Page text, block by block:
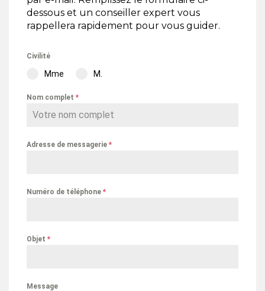
dessous et un conseiller expert vous
rappellera rapidement pour vous guider.
Civilité
Mme M.
Nom complet *
Adresse de messagerie *
Numéro de téléphone *
Objet *
Message